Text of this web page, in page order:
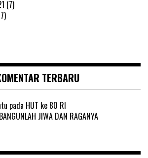
(7)
TERBARU
pada HUT ke 80 RI
BANGUNLAH JIWA DAN RAGANYA